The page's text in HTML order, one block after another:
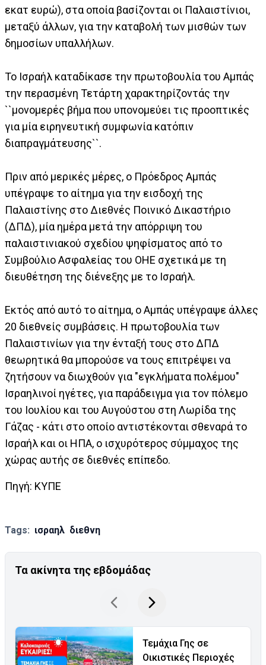
εκατ ευρώ), στα οποία βασίζονται οι Παλαιστίνιοι,
μεταξύ άλλων, για την καταβολή των μισθών των
δημοσίων υπαλλήλων.
Το Ισραήλ καταδίκασε την πρωτοβουλία του Αμπάς
την περασμένη Τετάρτη χαρακτηρίζοντάς την
``μονομερές βήμα που υπονομεύει τις προοπτικές
για μία ειρηνευτική συμφωνία κατόπιν
διαπραγμάτευσης``.
Πριν από μερικές μέρες, ο Πρόεδρος Αμπάς
υπέγραψε το αίτημα για την εισδοχή της
Παλαιστίνης στο Διεθνές Ποινικό Δικαστήριο
(ΔΠΔ), μία ημέρα μετά την απόρριψη του
παλαιστινιακού σχεδίου ψηφίσματος από το
Συμβούλιο Ασφαλείας του ΟΗΕ σχετικά με τη
διευθέτηση της διένεξης με το Ισραήλ.
Εκτός από αυτό το αίτημα, ο Αμπάς υπέγραψε άλλες
20 διεθνείς συμβάσεις. Η πρωτοβουλία των
Παλαιστινίων για την ένταξή τους στο ΔΠΔ
θεωρητικά θα μπορούσε να τους επιτρέψει να
ζητήσουν να διωχθούν για "εγκλήματα πολέμου"
Ισραηλινοί ηγέτες, για παράδειγμα για τον πόλεμο
του Ιουλίου και του Αυγούστου στη Λωρίδα της
Γάζας - κάτι στο οποίο αντιστέκονται σθεναρά το
Ισραήλ και οι ΗΠΑ, ο ισχυρότερος σύμμαχος της
χώρας αυτής σε διεθνές επίπεδο.
Πηγή: KYΠΕ
Tags: ισραηλ διεθνη
Τα ακίνητα της εβδομάδας
Τεμάχια Γης σε
Οικιστικές Περιοχές